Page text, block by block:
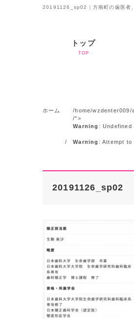
20191126_sp02｜方南町の歯医者
トップ
TOP
ホーム /home/
/">
Warning :
Warning : Attempt
20191126_sp02